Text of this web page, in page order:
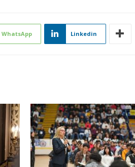
WhatsApp Linkedin